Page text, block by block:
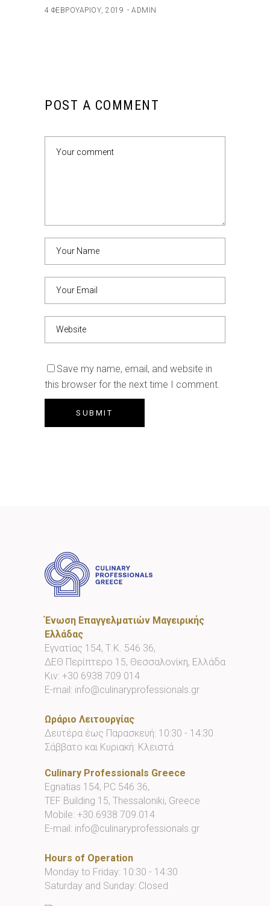
4 ΦΕΒΡΟΥΑΡΊΟΥ, 2019 ADMIN
POST A COMMENT
Save my name, email, and website in
this browser for the next time I comment.
Ένωση Επαγγελματιών Μαγειρικής
Ελλάδας
Εγνατίας 154, Τ.Κ. 546 36,
ΔΕΘ Περίπτερο 15, Θεσσαλονίκη, Ελλάδα
Κιν: +30 6938 709 014
E-mail: info@culinaryprofessionals.gr
Ωράριο Λειτουργίας
Δευτέρα έως Παρασκευή: 10:30 - 14:30
Σάββατο και Κυριακή: Κλειστά
Culinary Professionals Greece
Egnatias 154, PC 546 36,
TEF Building 15, Thessaloniki, Greece
Mobile: +30 6938 709 014
E-mail: info@culinaryprofessionals.gr
Hours of Operation
Monday to Friday: 10:30 - 14:30
Saturday and Sunday: Closed